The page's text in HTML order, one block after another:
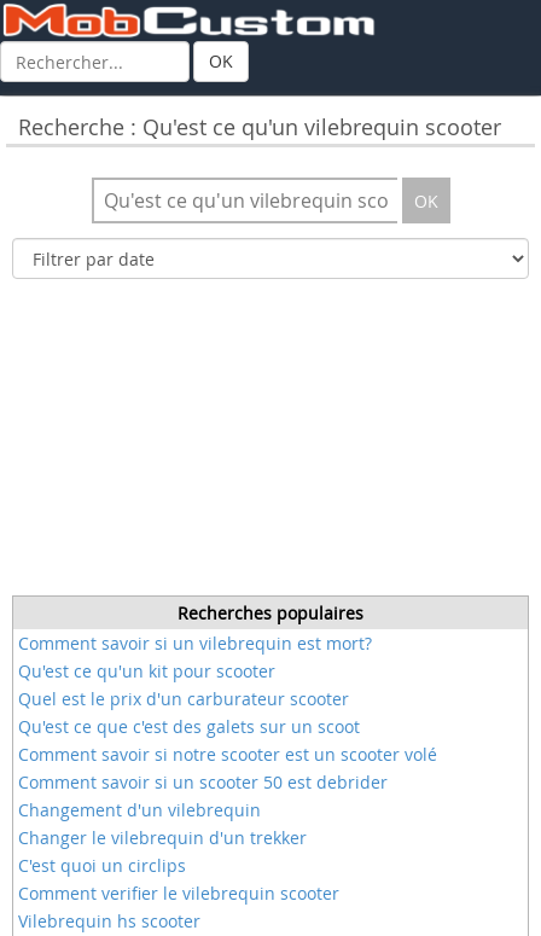
OK
Recherche : Qu'est ce qu'un vilebrequin scooter
OK
Recherches populaires
Comment savoir si un vilebrequin est mort?
Qu'est ce qu'un kit pour scooter
Quel est le prix d'un carburateur scooter
Qu'est ce que c'est des galets sur un scoot
Comment savoir si notre scooter est un scooter volé
Comment savoir si un scooter 50 est debrider
Changement d'un vilebrequin
Changer le vilebrequin d'un trekker
C'est quoi un circlips
Comment verifier le vilebrequin scooter
Vilebrequin hs scooter